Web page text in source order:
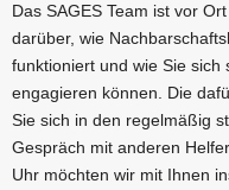
Das SAGES Team ist vor
darüber, wie
funktioniert und wie Sie
engagieren können. Die
Sie sich in den regelmäßig
Gespräch mit anderen
Uhr möchten wir mit Ihnen